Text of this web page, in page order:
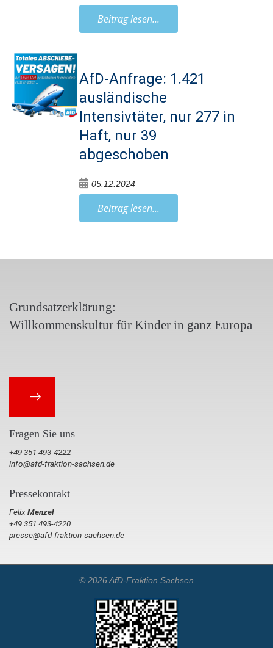
Beitrag lesen...
AfD-Anfrage: 1.421
ausländische
Intensivtäter, nur 277 in
Haft, nur 39
abgeschoben
05.12.2024
Beitrag lesen...
Grundsatzerklärung:
Willkommenskultur für Kinder in ganz Europa
Fragen Sie uns
+49 351 493-4222
info@afd-fraktion-sachsen.de
Pressekontakt
FelixMenzel
+49 351 493-4220
presse@afd-fraktion-sachsen.de
© 2026 AfD-Fraktion Sachsen